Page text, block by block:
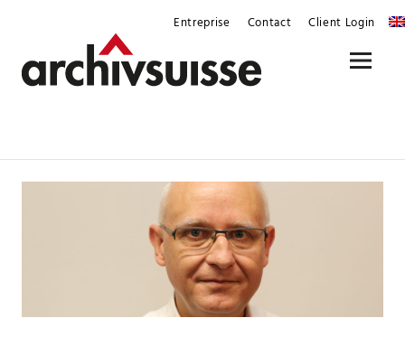
content
Entreprise Contact Client Login
Menu